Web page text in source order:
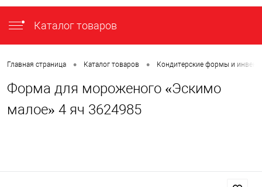
Каталог товаров
Главная страница • Каталог товаров • Кондитерские формы и
Форма для мороженого «Эскимо
малое» 4 яч 3624985